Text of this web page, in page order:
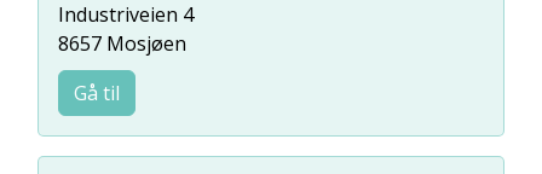
Industriveien 4
8657 Mosjøen
Gå til